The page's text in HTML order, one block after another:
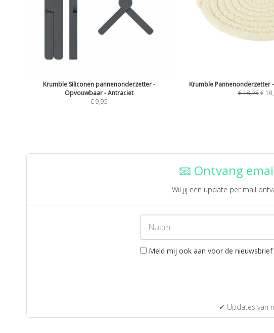
Krumble Siliconen pannenonderzetter -
Opvouwbaar - Antraciet
€9,95
Krumble Pannenonderzetter
€18,95€
📧 Ontvang
Wil jij een update per mail
Meld mij ook aan voor de nieuwsbrief
✔ Updates van